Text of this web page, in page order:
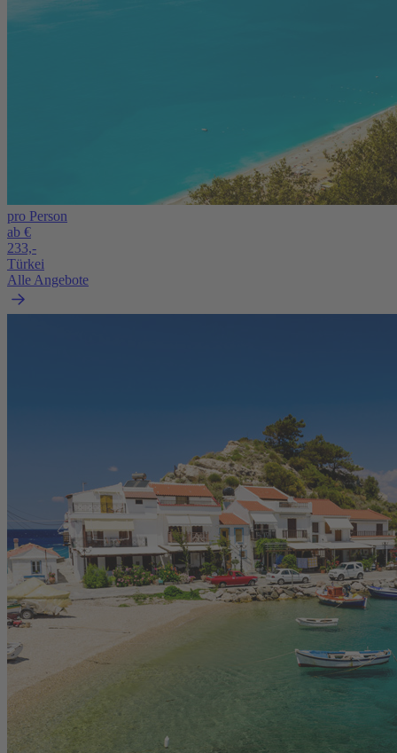
pro Person
ab €
233,-
Türkei
Alle Angebote